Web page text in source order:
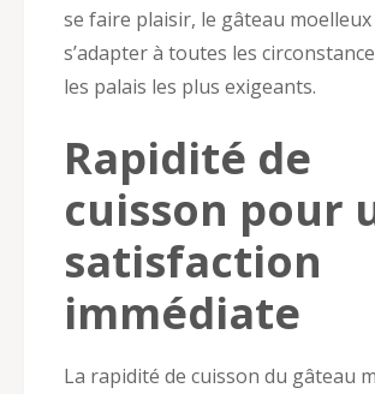
se faire plaisir, le gâteau
s’adapter à toutes les
les palais les plus exigeants.
Rapidité de
cuisson pour
satisfaction
immédiate
La rapidité de cuisson du gâteau